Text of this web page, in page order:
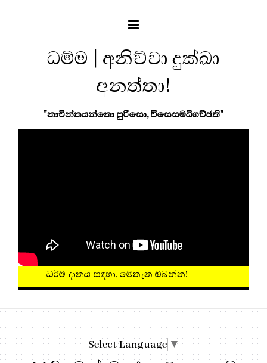
ධම්ම | අනිච්චා දුක්ඛා
අනත්තා!
"නාචින්තයන්තො පුරිසො, විසෙසමධිගච්ඡති"
ධර්ම දානය සඳහා, මෙතැන ඔබන්න!
Select Language ▼